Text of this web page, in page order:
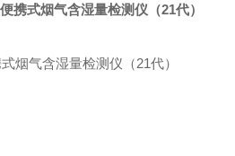
便携式烟气含湿量检测仪（21代）